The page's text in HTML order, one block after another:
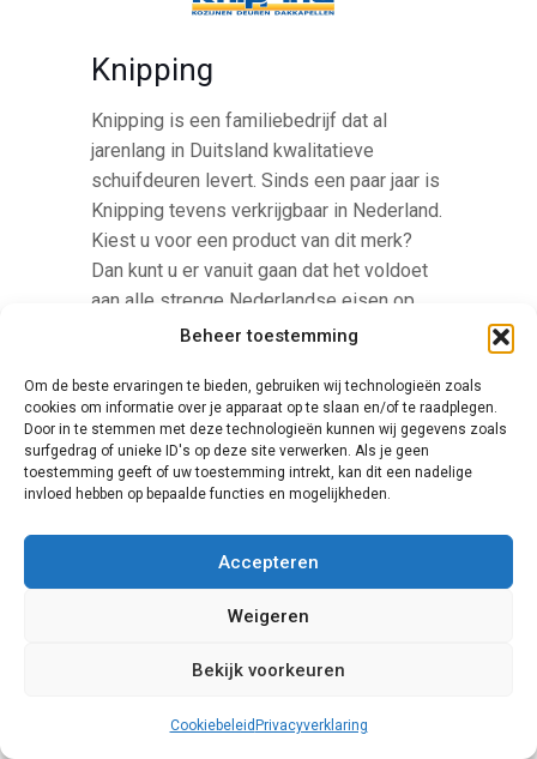
Beheer toestemming
Om de beste ervaringen te bieden, gebruiken wij technologieën zoals
cookies om informatie over je apparaat op te slaan en/of te raadplegen.
Door in te stemmen met deze technologieën kunnen wij gegevens zoals
surfgedrag of unieke ID's op deze site verwerken. Als je geen
toestemming geeft of uw toestemming intrekt, kan dit een nadelige
invloed hebben op bepaalde functies en mogelijkheden.
Accepteren
Weigeren
Bekijk voorkeuren
Cookiebeleid Privacyverklaring
Knipping
Knipping is een familiebedrijf dat al
jarenlang in Duitsland kwalitatieve
schuifdeuren levert. Sinds een paar jaar is
Knipping tevens verkrijgbaar in Nederland.
Kiest u voor een product van dit merk?
Dan kunt u er vanuit gaan dat het voldoet
aan alle strenge Nederlandse eisen op
het gebied van kwaliteit,
De prijzen van de producten van het merk
merk krijgt u zeker waar voor u geld.